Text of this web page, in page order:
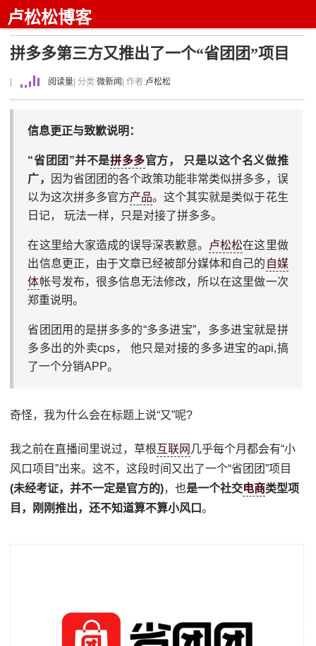
卢松松博客
拼多多第三方又推出了一个“省团团”项目
阅读量 | 分类:微新闻 | 作者:卢松松
信息更正与致歉说明：
“省团团”并不是拼多多官方， 只是以这个名义做推
广，
因为省团团的各个政策功能非常类似拼多多，误
以为这次拼多多官方产品。这个其实就是类似于花生
日记， 玩法一样，只是对接了拼多多。
在这里给大家造成的误导深表歉意。 卢松松在这里做
出信息更正，由于文章已经被部分媒体和自己的 自媒
体帐号发布，很多信息无法修改，所以在这里做一次
郑重说明。
省团团用的是拼多多的“多多进宝”，多多进宝就是拼
多多出的外卖cps， 他只是对接的多多进宝的api,搞
了一个分销APP。
奇怪，我为什么会在标题上说“又”呢?
我之前在直播间里说过，草根互联网 几乎每个月都会有“小
风口项目”出来。这不，这段时间又出了一个“省团团”项目
(未经考证，并不一定是官方的)，也是一个社交电商类型项
目，刚刚推出，还不知道算不算小风口。